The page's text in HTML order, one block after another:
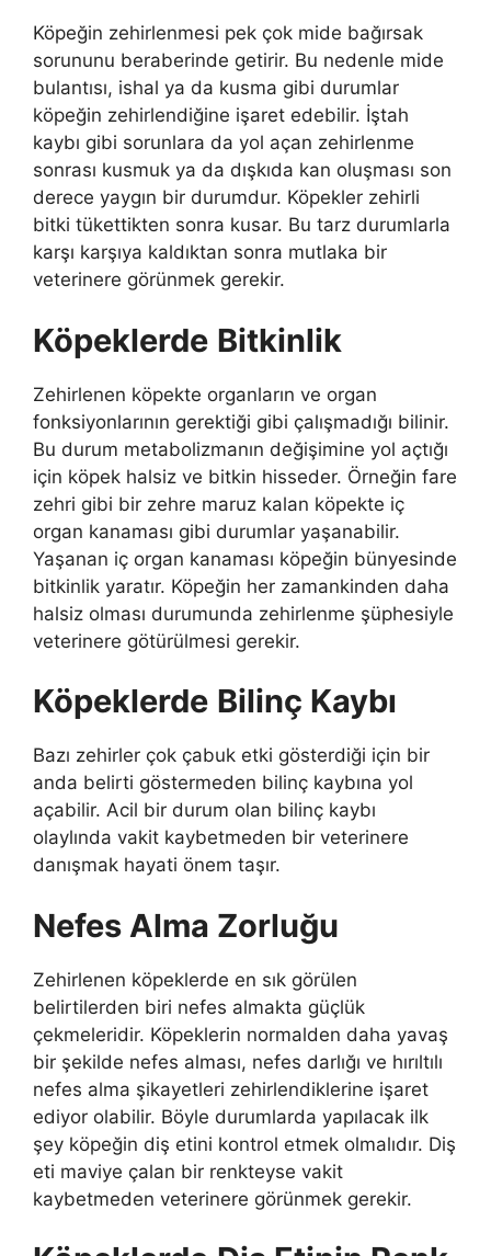
Köpeğin zehirlenmesi pek çok mide bağırsak
sorununu beraberinde getirir. Bu nedenle mide
bulantısı, ishal ya da kusma gibi durumlar
köpeğin zehirlendiğine işaret edebilir. İştah
kaybı gibi sorunlara da yol açan zehirlenme
sonrası kusmuk ya da dışkıda kan oluşması son
derece yaygın bir durumdur. Köpekler zehirli
bitki tükettikten sonra kusar. Bu tarz durumlarla
karşı karşıya kaldıktan sonra mutlaka bir
veterinere görünmek gerekir.
Köpeklerde Bitkinlik
Zehirlenen köpekte organların ve organ
fonksiyonlarının gerektiği gibi çalışmadığı bilinir.
Bu durum metabolizmanın değişimine yol açtığı
için köpek halsiz ve bitkin hisseder. Örneğin fare
zehri gibi bir zehre maruz kalan köpekte iç
organ kanaması gibi durumlar yaşanabilir.
Yaşanan iç organ kanaması köpeğin bünyesinde
bitkinlik yaratır. Köpeğin her zamankinden daha
halsiz olması durumunda zehirlenme şüphesiyle
veterinere götürülmesi gerekir.
Köpeklerde Bilinç Kaybı
Bazı zehirler çok çabuk etki gösterdiği için bir
anda belirti göstermeden bilinç kaybına yol
açabilir. Acil bir durum olan bilinç kaybı
olaylında vakit kaybetmeden bir veterinere
danışmak hayati önem taşır.
Nefes Alma Zorluğu
Zehirlenen köpeklerde en sık görülen
belirtilerden biri nefes almakta güçlük
çekmeleridir. Köpeklerin normalden daha yavaş
bir şekilde nefes alması, nefes darlığı ve hırıltılı
nefes alma şikayetleri zehirlendiklerine işaret
ediyor olabilir. Böyle durumlarda yapılacak ilk
şey köpeğin diş etini kontrol etmek olmalıdır. Diş
eti maviye çalan bir renkteyse vakit
kaybetmeden veterinere görünmek gerekir.